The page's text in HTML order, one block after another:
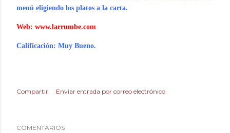
menú eligiendo los platos a la carta.
Web: www.larrumbe.com
Calificación: Muy Bueno.
Compartir Enviar entrada por correo electrónico
COMENTARIOS